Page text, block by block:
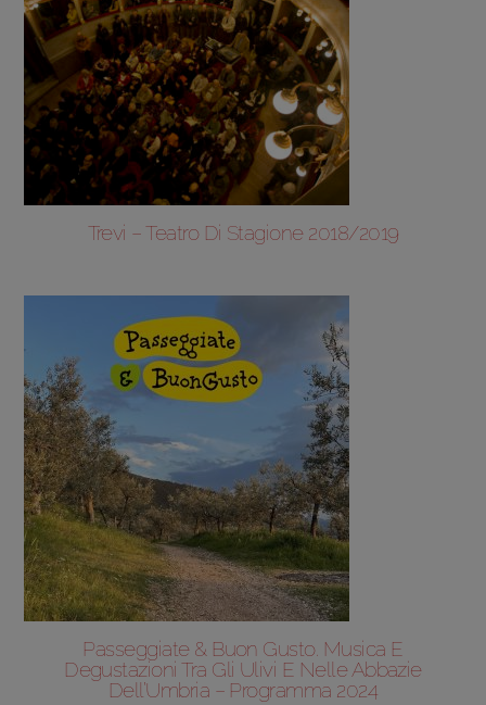
Trevi – Teatro Di Stagione 2018/2019
Passeggiate & Buon Gusto. Musica E
Degustazioni Tra Gli Ulivi E Nelle Abbazie
Dell’Umbria – Programma 2024